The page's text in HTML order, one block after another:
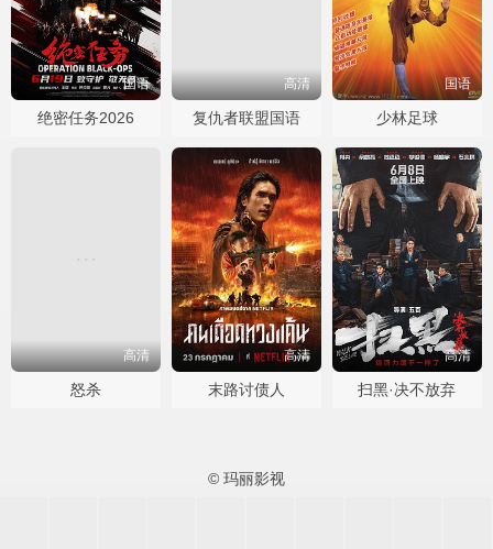
国语
绝密任务2026
高清
复仇者联盟国语
国语
少林足球
高清
怒杀
高清
末路讨债人
高清
扫黑·决不放弃
© 玛丽影视